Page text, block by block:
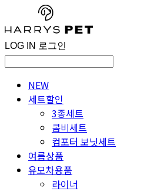
LOG IN 로그인
NEW
세트할인
3종세트
콤비세트
컴포터 보닛세트
여름상품
유모차용품
라이너